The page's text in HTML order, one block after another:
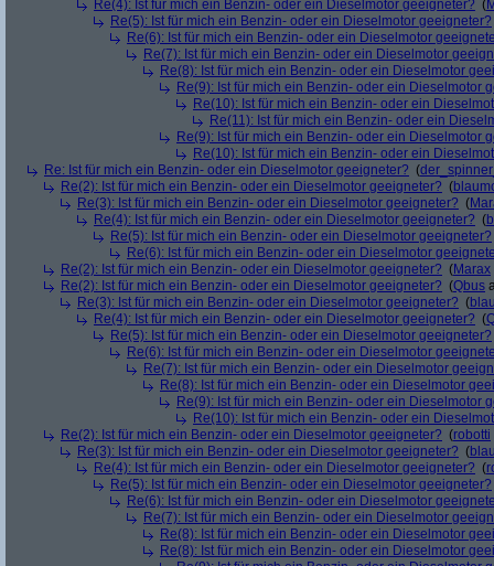
Re(4): Ist für mich ein Benzin- oder ein Dieselmotor geeigneter? (
Re(5): Ist für mich ein Benzin- oder ein Dieselmotor geeigneter?
Re(6): Ist für mich ein Benzin- oder ein Dieselmotor
Re(7): Ist für mich ein Benzin- oder ein Dieselmotor
Re(8): Ist für mich ein Benzin- oder ein Dieselmotor
Re(9): Ist für mich ein Benzin- oder ein Dieselmotor
Re(10): Ist für mich ein Benzin- oder ein
Re(11): Ist für mich ein Benzin- oder ein
Re(9): Ist für mich ein Benzin- oder ein Dieselmotor
Re(10): Ist für mich ein Benzin- oder ein
Re: Ist für mich ein Benzin- oder ein Dieselmotor geeigneter? (
Re(2): Ist für mich ein Benzin- oder ein Dieselmotor geeigneter? (
Re(3): Ist für mich ein Benzin- oder ein Dieselmotor geeigneter? (
Re(4): Ist für mich ein Benzin- oder ein Dieselmotor geeigneter? (
Re(5): Ist für mich ein Benzin- oder ein Dieselmotor geeigneter?
Re(6): Ist für mich ein Benzin- oder ein Dieselmotor
Re(2): Ist für mich ein Benzin- oder ein Dieselmotor geeigneter? (Marax
Re(2): Ist für mich ein Benzin- oder ein Dieselmotor geeigneter? (Qbus
Re(3): Ist für mich ein Benzin- oder ein Dieselmotor geeigneter? (
Re(4): Ist für mich ein Benzin- oder ein Dieselmotor geeigneter? (
Re(5): Ist für mich ein Benzin- oder ein Dieselmotor geeigneter?
Re(6): Ist für mich ein Benzin- oder ein Dieselmotor
Re(7): Ist für mich ein Benzin- oder ein Dieselmotor
Re(8): Ist für mich ein Benzin- oder ein Dieselmotor
Re(9): Ist für mich ein Benzin- oder ein Dieselmotor
Re(10): Ist für mich ein Benzin- oder ein
Re(2): Ist für mich ein Benzin- oder ein Dieselmotor geeigneter? (robotti
Re(3): Ist für mich ein Benzin- oder ein Dieselmotor geeigneter? (
Re(4): Ist für mich ein Benzin- oder ein Dieselmotor geeigneter? (
Re(5): Ist für mich ein Benzin- oder ein Dieselmotor geeigneter?
Re(6): Ist für mich ein Benzin- oder ein Dieselmotor
Re(7): Ist für mich ein Benzin- oder ein Dieselmotor
Re(8): Ist für mich ein Benzin- oder ein Dieselmotor
Re(8): Ist für mich ein Benzin- oder ein Dieselmotor